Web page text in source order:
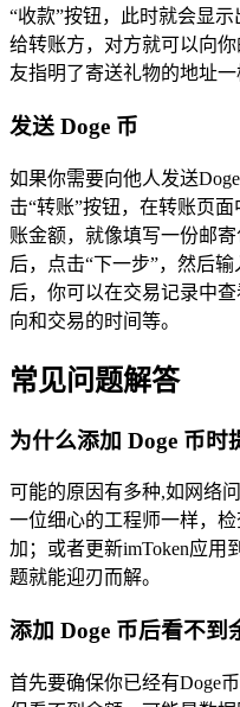
“收款”按钮，此时就会显
给转账方，对方就可以向
友指明了寄送礼物的地址一
发送 Doge 币
如果你需要向他人发送
击“转账”按钮，在转账页
账金额，就像填写一份邮
后，点击“下一步”，然后
后，你可以在交易记录中
向和交易的时间等。
常见问题解答
为什么添加 Doge 币时
可能的原因有多种,如网络
一位细心的工程师一样，
加；或者更新imToken应用
题就能迎刃而解。
添加 Doge 币后看不到
首先要确保你已经有Doge